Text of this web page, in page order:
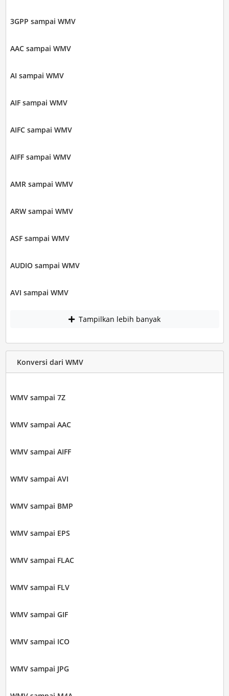
3GPP sampai WMV
AAC sampai WMV
AI sampai WMV
AIF sampai WMV
AIFC sampai WMV
AIFF sampai WMV
AMR sampai WMV
ARW sampai WMV
ASF sampai WMV
AUDIO sampai WMV
AVI sampai WMV
Tampilkan lebih banyak
Konversi dari WMV
WMV sampai 7Z
WMV sampai AAC
WMV sampai AIFF
WMV sampai AVI
WMV sampai BMP
WMV sampai EPS
WMV sampai FLAC
WMV sampai FLV
WMV sampai GIF
WMV sampai ICO
WMV sampai JPG